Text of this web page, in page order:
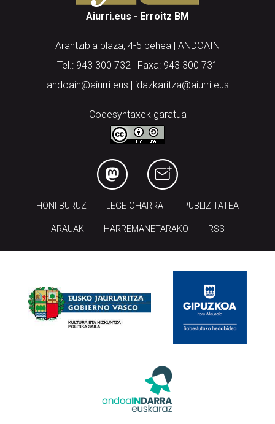
Aiurri.eus - Erroitz BM
Arantzibia plaza, 4-5 behea | ANDOAIN
Tel.: 943 300 732 | Faxa: 943 300 731
andoain@aiurri.eus | idazkaritza@aiurri.eus
Codesyntaxek garatua
HONI BURUZ LEGE OHARRA PUBLIZITATEA
ARAUAK HARREMANETARAKO RSS